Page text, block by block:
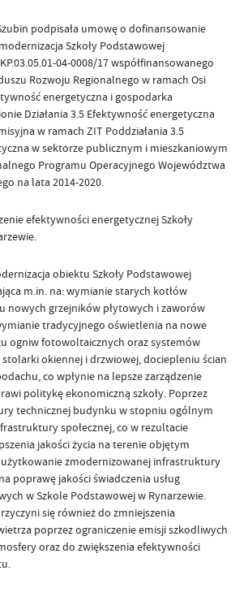
podpisała umowę o dofinansowanie
Szkoły Podstawowej
04-0008/17 współfinansowanego
Rozwoju Regionalnego w ramach Osi
energetyczna i gospodarka
Działania 3.5 Efektywność energetyczna
w ramach ZIT Poddziałania 3.5
w sektorze publicznym i mieszkaniowym
Programu Operacyjnego Województwa
na lata 2014-2020.
efektywności energetycznej Szkoły
obiektu Szkoły Podstawowej
m.in. na: wymianie starych kotłów
nowych grzejników płytowych i zaworów
tradycyjnego oświetlenia na nowe
ogniw fotowoltaicznych oraz systemów
okiennej i drzwiowej, dociepleniu ścian
co wpłynie na lepsze zarządzenie
politykę ekonomiczną szkoły. Poprzez
technicznej budynku w stopniu ogólnym
społecznej, co w rezultacie
jakości życia na terenie objętym
zmodernizowanej infrastruktury
poprawę jakości świadczenia usług
w Szkole Podstawowej w Rynarzewie.
się również do zmniejszenia
poprzez ograniczenie emisji szkodliwych
oraz do zwiększenia efektywności